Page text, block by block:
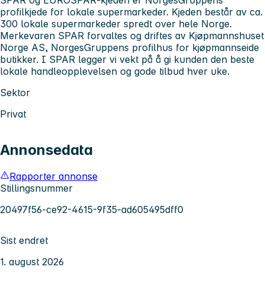
profilkjede for lokale supermarkeder. Kjeden består av ca.
300 lokale supermarkeder spredt over hele Norge.
Merkevaren SPAR forvaltes og driftes av Kjøpmannshuset
Norge AS, NorgesGruppens profilhus for kjøpmannseide
butikker. I SPAR legger vi vekt på å gi kunden den beste
lokale handleopplevelsen og gode tilbud hver uke.
Sektor
Privat
Annonsedata
Rapporter annonse
Stillingsnummer
20497f56-ce92-4615-9f35-ad605495dff0
Sist endret
1. august 2026